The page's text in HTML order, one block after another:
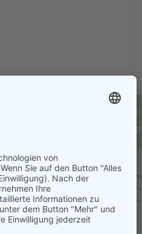
nicht direkt